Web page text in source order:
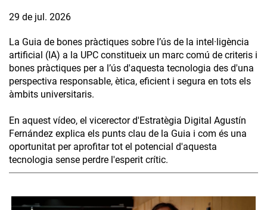
29 de jul. 2026
La Guia de bones pràctiques sobre l’ús de la intel·ligència
artificial (IA) a la UPC constitueix un marc comú de criteris i
bones pràctiques per a l’ús d'aquesta tecnologia des d'una
perspectiva responsable, ètica, eficient i segura en tots els
àmbits universitaris.
En aquest vídeo, el vicerector d'Estratègia Digital Agustín
Fernández explica els punts clau de la Guia i com és una
oportunitat per aprofitar tot el potencial d'aquesta
tecnologia sense perdre l'esperit crític.